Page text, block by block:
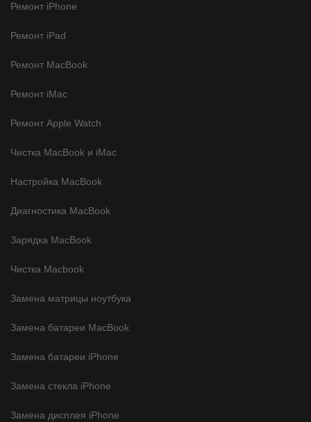
Ремонт iPhone
Ремонт iPad
Ремонт MacBook
Ремонт iMac
Ремонт Apple Watch
Чистка MacBook и iMac
Настройка MacBook
Диагностика MacBook
Зарядка MacBook
Чистка Macbook
Замена матрицы ноутбука
Замена батареи MacBook
Замена батареи iPhone
Замена стекла iPhone
Замена дисплея iPhone